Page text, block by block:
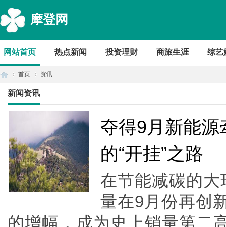
摩登网
网站首页 热点新闻 投资理财 商旅生涯 综艺
首页 资讯
新闻资讯
夺得9月新能
的“开挂”之路
在节能减碳的
量在9月份再创
的增幅，成为史上销量第二